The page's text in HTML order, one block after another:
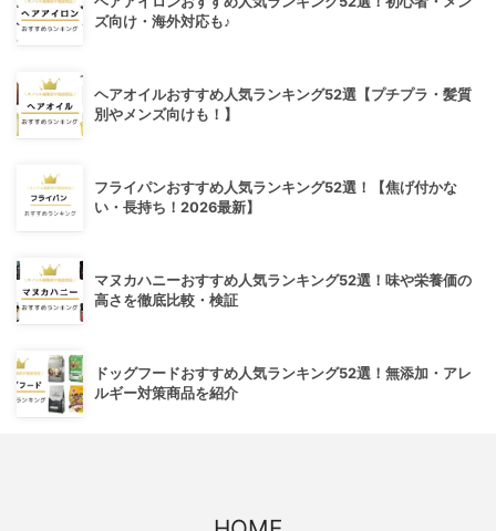
ズ向け・海外対応も♪
ヘアオイルおすすめ人気ランキング52選【プチプラ・髪質
別やメンズ向けも！】
フライパンおすすめ人気ランキング52選！【焦げ付かな
い・長持ち！2026最新】
マヌカハニーおすすめ人気ランキング52選！味や栄養価の
高さを徹底比較・検証
ドッグフードおすすめ人気ランキング52選！無添加・アレ
ルギー対策商品を紹介